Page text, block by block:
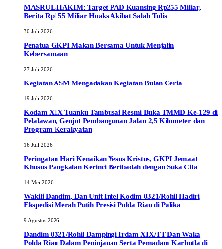
MASRUL HAKIM: Target PAD Kuansing Rp255 Miliar,
Berita Rp155 Miliar Hoaks Akibat Salah Tulis
30 Juli 2026
Penatua GKPI Makan Bersama Untuk Menjalin
Kebersamaan
27 Juli 2026
Kegiatan ASM Mengadakan Kegiatan Bulan Ceria
19 Juli 2026
Kodam XIX Tuanku Tambusai Resmi Buka TMMD Ke-129 di
Pelalawan, Genjot Pembangunan Jalan 2,5 Kilometer dan
Program Kerakyatan
16 Juli 2026
Peringatan Hari Kenaikan Yesus Kristus, GKPI Jemaat
Khusus Pangkalan Kerinci Beribadah dengan Suka Cita
14 Mei 2026
Wakili Dandim, Dan Unit Intel Kodim 0321/Rohil Hadiri
Ekspedisi Merah Putih Presisi Polda Riau di Palika
9 Agustus 2026
Dandim 0321/Rohil Dampingi Irdam XIX/TT Dan Waka
Polda Riau Dalam Peninjauan Serta Pemadam Karhutla di